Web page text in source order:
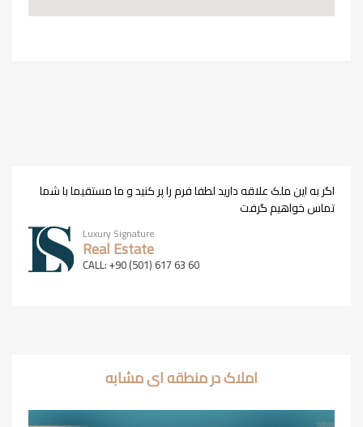
اگر به این ملک علاقه دارید لطفا فرم را پر کنید و ما مستقیما با شما
تماس خواهیم گرفت
Luxury Signature
Real Estate
CALL: +90 (501) 617 63 60
املاک در منطقه ای مشابه